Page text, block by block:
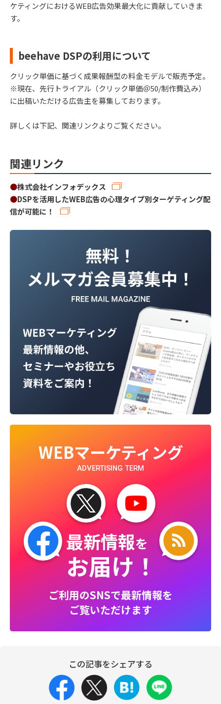
ケティングにおけるWEB広告効果最大化に貢献していきま
す。
beehave DSPの利用について
クリック単価に基づく成果報酬型の料金モデルで販売予定。
※現在、先行トライアル（クリック単価＠50/制作費込み）
に出稿いただける広告主を募集しております。
詳しくは下記、関連リンクよりご覧ください。
関連リンク
●株式会社インフォデックス
●DSPを活用したWEB広告の心理タイプ別ターゲティング配
信が可能に！
WEBマーケティング
ADVERTISING TERM
最新情報を
お届け！
ご利用のSNSで最新情報を
ご覧いただけます
この記事をシェアする